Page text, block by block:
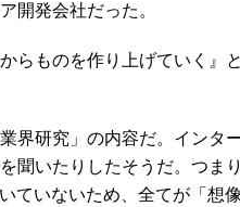
開発会社だった。
らものを作り上げていく』
界研究」の内容だ。インタ
聞いたりしたそうだ。つま
ていないため、全てが「想